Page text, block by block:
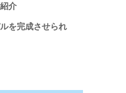
介
を完成させられ